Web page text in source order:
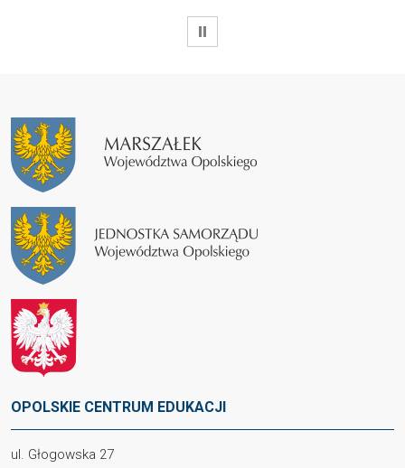
WSTRZYMAJ
OPOLSKIE CENTRUM EDUKACJI
ul. Głogowska 27